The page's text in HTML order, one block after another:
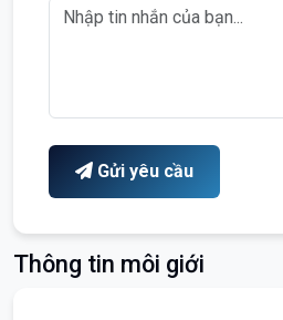
Gửi yêu cầu
Thông tin môi giới